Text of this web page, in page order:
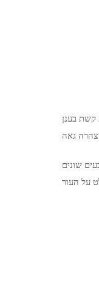
קשת בענן
שונים